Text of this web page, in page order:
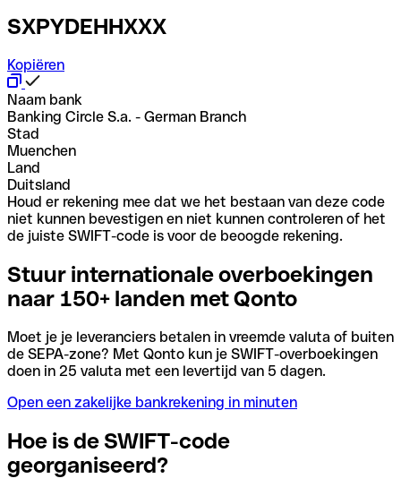
SXPYDEHHXXX
Kopiëren
Naam bank
Banking Circle S.a. - German Branch
Stad
Muenchen
Land
Duitsland
Houd er rekening mee dat we het bestaan van deze code
niet kunnen bevestigen en niet kunnen controleren of het
de juiste SWIFT-code is voor de beoogde rekening.
Stuur internationale overboekingen
naar 150+ landen met Qonto
Moet je je leveranciers betalen in vreemde valuta of buiten
de SEPA-zone? Met Qonto kun je SWIFT-overboekingen
doen in 25 valuta met een levertijd van 5 dagen.
Open een zakelijke bankrekening in minuten
Hoe is de SWIFT-code
georganiseerd?